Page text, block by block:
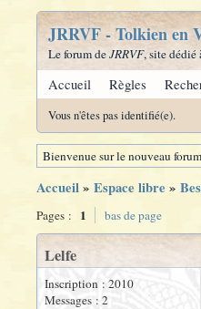
JRRVF - Tolkien en
Le forum deJRRVF, site dédié
Accueil Règles
Vous n'êtes pas identifié(e).
Bienvenue sur le nouveau
Accueil» Espace libre »
Pages : 1 bas de page
Lelfe
Inscription : 2010
Messages : 2